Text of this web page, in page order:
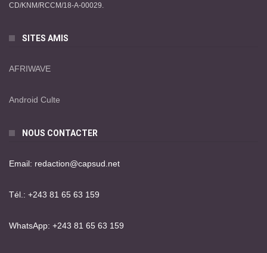
CD/KNM/RCCM/18-A-00029.
SITES AMIS
AFRIWAVE
Android Culte
NOUS CONTACTER
Email: redaction@capsud.net
Tél.: +243 81 65 63 159
WhatsApp: +243 81 65 63 159